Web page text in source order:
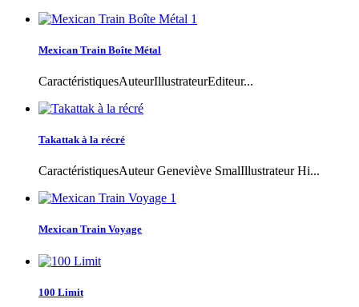
Mexican Train Boîte Métal
CaractéristiquesAuteurIllustrateurEditeur...
Takattak à la récré
CaractéristiquesAuteur Geneviève SmalIllustrateur Hi...
Mexican Train Voyage
100 Limit